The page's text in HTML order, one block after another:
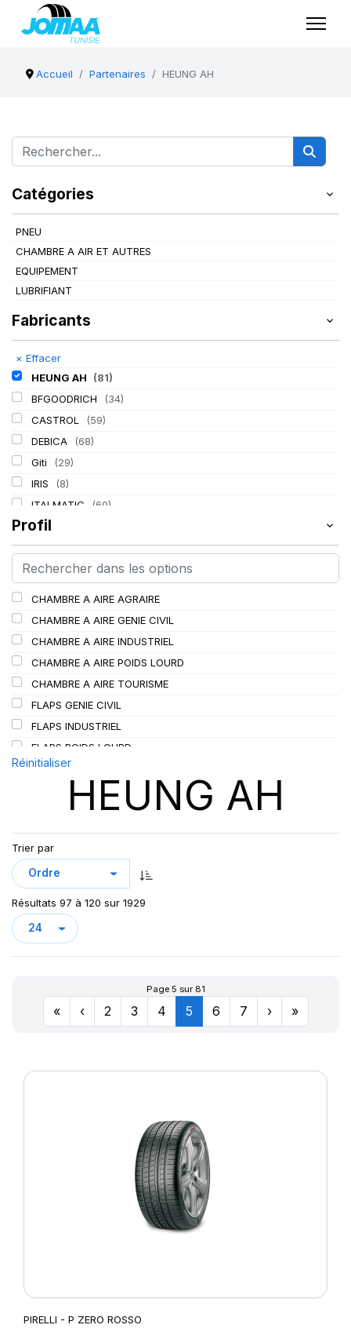
Accueil Partenaires HEUNG AH
Catégories
PNEU
CHAMBRE A AIR ET AUTRES
EQUIPEMENT
LUBRIFIANT
Fabricants
× Effacer
HEUNG AH
(81)
BFGOODRICH
(34)
CASTROL
(59)
DEBICA
(68)
Giti
(29)
IRIS
(8)
ITALMATIC
(60)
KLEBER
LASSA (174)
LING LONG
(152)
STICA (3)
(24)
Profil
CHAMBRE A AIRE AGRAIRE
CHAMBRE A AIRE GENIE CIVIL
CHAMBRE A AIRE INDUSTRIEL
CHAMBRE A AIRE POIDS LOURD
CHAMBRE A AIRE TOURISME
FLAPS GENIE CIVIL
FLAPS INDUSTRIEL
FLAPS POIDS LOURD
Réinitialiser
HEUNG AH
Trier par
Résultats 97 à 120 sur 1929
Page 5 sur 81
« ‹ 2 3 4 5 6 7 › »
PIRELLI - P ZERO ROSSO